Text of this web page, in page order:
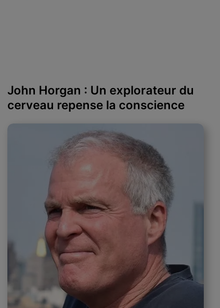
John Horgan : Un explorateur du
cerveau repense la conscience